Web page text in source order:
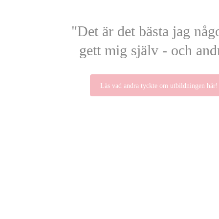
"Det är det bästa jag
gett mig själv - och
Läs vad andra tyckte om utbildningen här!